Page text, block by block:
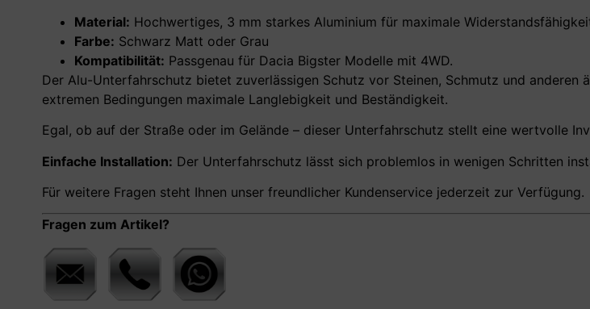
Material: Hochwertiges, 3 mm starkes Aluminium für maximale
Farbe: Schwarz Matt oder Grau
Kompatibilität: Passgenau für Dacia Bigster Modelle mit 4WD.
Der Alu-Unterfahrschutz bietet zuverlässigen Schutz vor Steinen, Schmutz und
extremen Bedingungen maximale Langlebigkeit und Beständigkeit.
Egal, ob auf der Straße oder im Gelände – dieser Unterfahrschutz stellt eine wertvolle
Einfache Installation: Der Unterfahrschutz lässt sich problemlos in wenigen Schritten
Für weitere Fragen steht Ihnen unser freundlicher Kundenservice jederzeit zur Verfügung.
Fragen zum Artikel?